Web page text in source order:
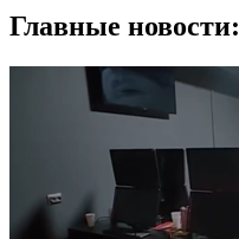
Главные новости: